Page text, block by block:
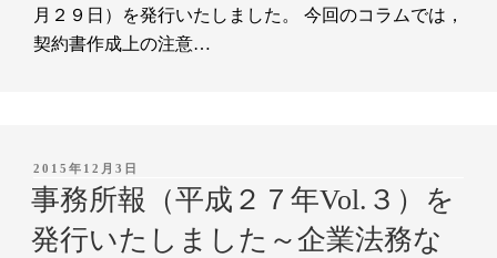
月２９日）を発行いたしました。 今回のコラムでは，
契約書作成上の注意…
投
稿
日:
2015年12月3日
事務所報（平成２７年Vol.３）を
発行いたしました～企業法務な